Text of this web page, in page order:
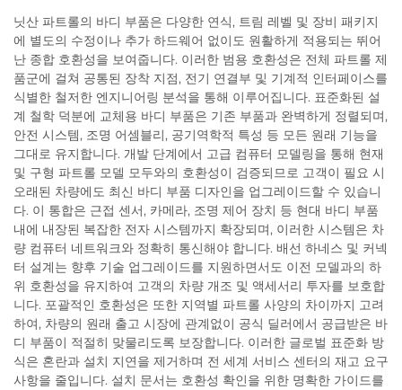
닛산 파트롤의 바디 부품은 다양한 연식, 트림 레벨 및 장비 패키지
에 별도의 수정이나 추가 하드웨어 없이도 원활하게 적용되는 뛰어
난 종합 호환성을 보여줍니다. 이러한 범용 호환성은 전체 파트롤 제
품군에 걸쳐 공통된 장착 지점, 전기 연결부 및 기계적 인터페이스를
식별한 철저한 엔지니어링 분석을 통해 이루어집니다. 표준화된 설
계 철학 덕분에 교체용 바디 부품은 기존 부품과 완벽하게 정렬되며,
안전 시스템, 조명 어셈블리, 공기역학적 특성 등 모든 원래 기능을
그대로 유지합니다. 개발 단계에서 고급 컴퓨터 모델링을 통해 현재
및 구형 파트롤 모델 모두와의 호환성이 검증되므로 고객이 필요 시
오래된 차량에도 최신 바디 부품 디자인을 업그레이드할 수 있습니
다. 이 통합은 근접 센서, 카메라, 조명 제어 장치 등 현대 바디 부품
내에 내장된 복잡한 전자 시스템까지 확장되며, 이러한 시스템은 차
량 컴퓨터 네트워크와 정확히 통신해야 합니다. 배선 하네스 및 커넥
터 설계는 향후 기술 업그레이드를 지원하면서도 이전 모델과의 하
위 호환성을 유지하여 고객의 차량 개조 및 액세서리 투자를 보호합
니다. 포괄적인 호환성은 또한 지역별 파트롤 사양의 차이까지 고려
하여, 차량의 원래 출고 시장에 관계없이 공식 딜러에서 공급받은 바
디 부품이 적절히 맞물리도록 보장합니다. 이러한 글로벌 표준화 방
식은 혼란과 설치 지연을 제거하며 전 세계 서비스 센터의 재고 요구
사항을 줄입니다. 설치 문서는 호환성 확인을 위한 명확한 가이드를